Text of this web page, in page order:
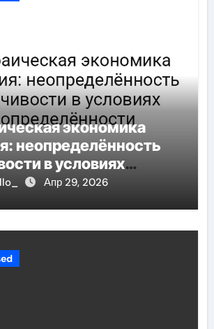
экономика
неопределённость
в условиях
Апр 29, 2026